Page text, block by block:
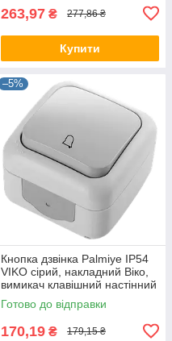
263,97 ₴ 277,86 ₴
Купити
–5%
Кнопка дзвінка Palmiye IP54
VIKO сірий, накладний Віко,
вимикач клавішний настінний
зовнішній 90555506
Готово до відправки
170,19 ₴ 179,15 ₴